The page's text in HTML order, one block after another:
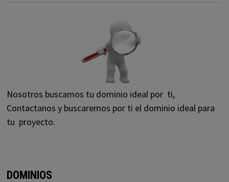
Nosotros buscamos tu dominio ideal por ti,
Contactanos y buscaremos por ti el dominio ideal para
tu proyecto.
DOMINIOS